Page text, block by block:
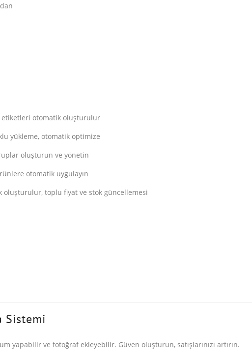
etiketleri otomatik oluşturulur
yükleme, otomatik optimize
oluşturun ve yönetin
otomatik uygulayın
toplu fiyat ve stok güncellemesi
Sistemi
ve fotoğraf ekleyebilir. Güven oluşturun, satışlarınızı artırın.